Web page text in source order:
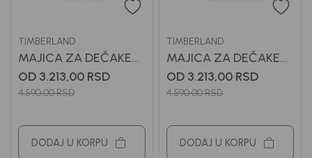
TIMBERLAND
MAJICA ZA DEČAKE
TIMBERLAND
OD 3.213,00 RSD
4.590,00RSD
DODAJ U KORPU
TIMBERLAND
MAJICA ZA DEČAKE
TIMBERLAND
OD 3.213,00 RSD
4.590,00RSD
DODAJ U KORPU